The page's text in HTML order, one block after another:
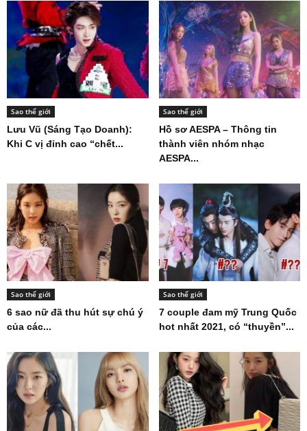
Sao thế giới
Lưu Vũ (Sáng Tạo Doanh):
Khi C vị đỉnh cao “chết...
Sao thế giới
Hồ sơ AESPA – Thông tin
thành viên nhóm nhạc
AESPA...
Sao thế giới
6 sao nữ đã thu hút sự chú ý
của các...
Sao thế giới
7 couple đam mỹ Trung Quốc
hot nhất 2021, có “thuyền”...